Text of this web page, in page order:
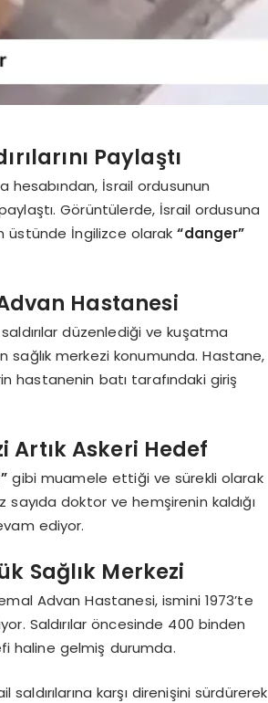
Paylaştı
hesabından, İsrail ordusunun
Görüntülerde, İsrail ordusuna
üstünde İngilizce olarak“danger”
Hastanesi
saldırılar düzenlediği ve kuşatma
sağlık merkezi konumunda. Hastane,
hastanenin batı tarafındaki giriş
Artık Askeri Hedef
gibi muamele ettiği ve sürekli olarak
doktor ve hemşirenin kaldığı
ediyor.
Sağlık Merkezi
Advan Hastanesi, ismini 1973’te
Saldırılar öncesinde 400 binden
haline gelmiş durumda.
karşı direnişini sürdürerek